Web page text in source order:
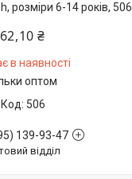
розміри 6-14 років, 506
62,10 ₴
в наявності
оптом
506
139-93-47
відділ